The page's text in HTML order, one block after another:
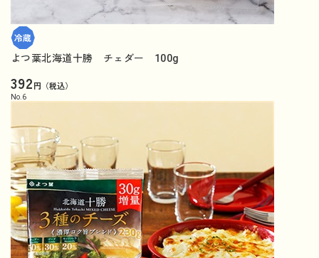
よつ葉北海道十勝 チェダー 100g
392円（税込）
No. 6